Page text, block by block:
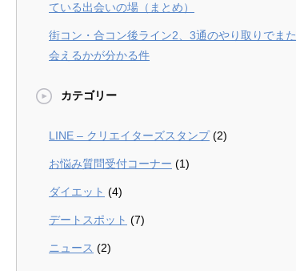
ている出会いの場（まとめ）
街コン・合コン後ライン2、3通のやり取りでまた
会えるかが分かる件
カテゴリー
LINE – クリエイターズスタンプ(2)
お悩み質問受付コーナー (1)
ダイエット (4)
デートスポット (7)
ニュース (2)